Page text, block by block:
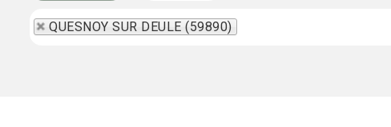
QUESNOY SUR DEULE (59890)